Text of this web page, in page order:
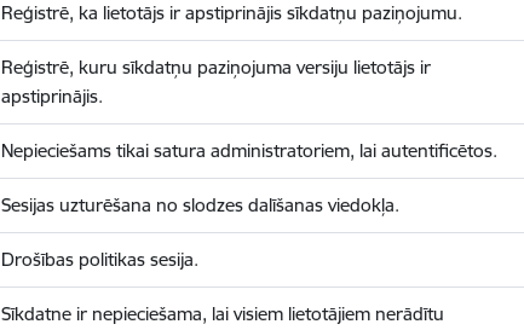
Reģistrē, ka lietotājs ir apstiprinājis sīkdatņu paziņojumu.
Reģistrē, kuru sīkdatņu paziņojuma versiju lietotājs ir
apstiprinājis.
Nepieciešams tikai satura administratoriem, lai autentificētos.
Sesijas uzturēšana no slodzes dalīšanas viedokļa.
Drošības politikas sesija.
Sīkdatne ir nepieciešama, lai visiem lietotājiem nerādītu